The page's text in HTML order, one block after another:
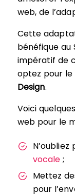
web, de
Cette
bénéfique au
impératif de
optez pour le
Design.
Voici
web pour le
vocale ;
Mettez
pour